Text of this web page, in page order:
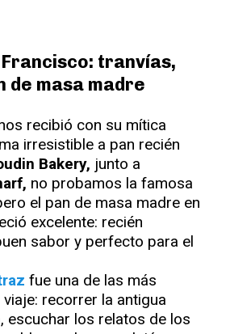
Francisco: tranvías,
de masa madre
recibió con su mítica
irresistible a pan recién
Bakery, junto a
no probamos la famosa
el pan de masa madre en
excelente: recién
sabor y perfecto para el
fue una de las más
recorrer la antigua
escuchar los relatos de los